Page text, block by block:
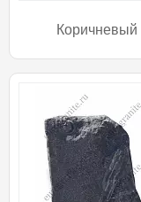
Коричневый